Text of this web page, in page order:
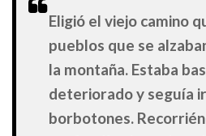
Eligió el viejo camino
pueblos que se
la montaña. Estaba
deteriorado y seguía
borbotones.